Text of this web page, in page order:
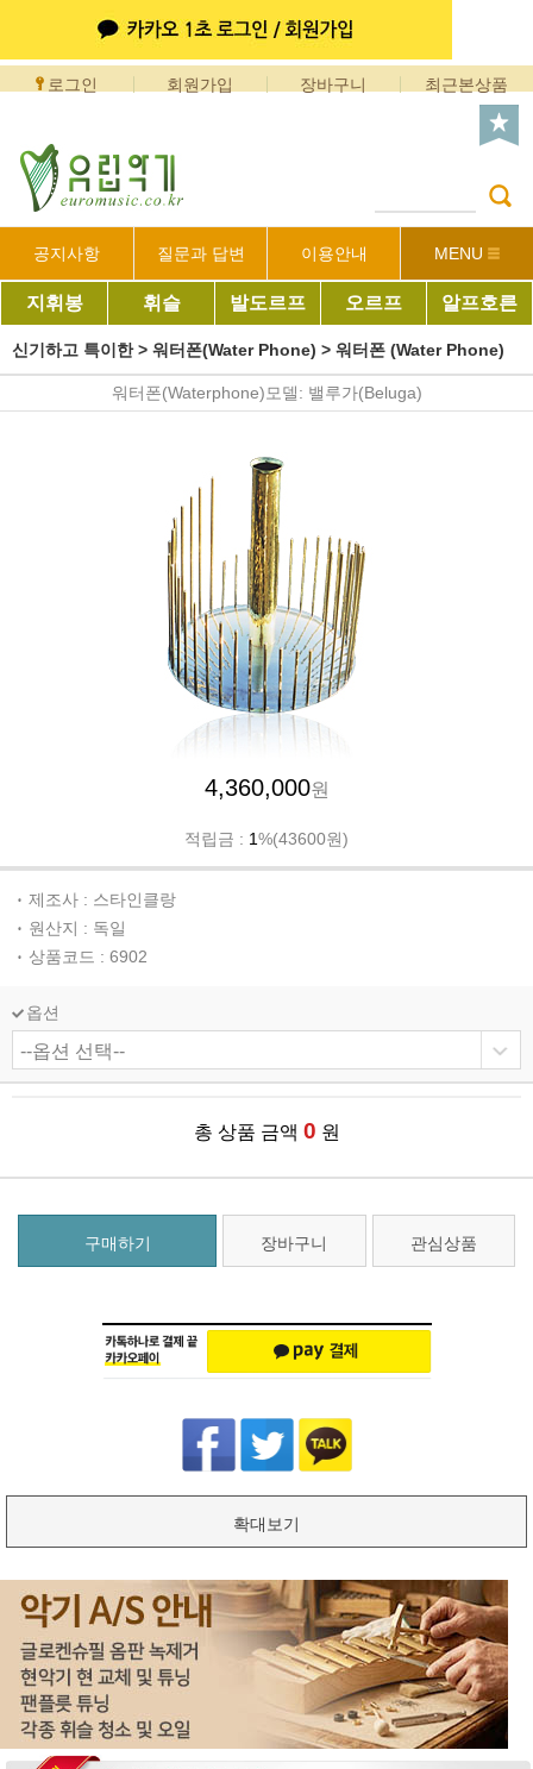
로그인 회원가입 장바구니 최근본상품
공지사항 질문과 답변 이용안내 MENU
지휘봉 휘슬 발도르프 오르프 알프호른
신기하고 특이한> 워터폰(Water Phone) > 워터폰 (Water Phone)
워터폰(Waterphone)모델: 밸루가(Beluga)
4,360,000원
적립금 : 1%(43600원)
제조사 : 스타인클랑
원산지 : 독일
상품코드 : 6902
옵션
총 상품 금액 0 원
구매하기 장바구니 관심상품
확대보기